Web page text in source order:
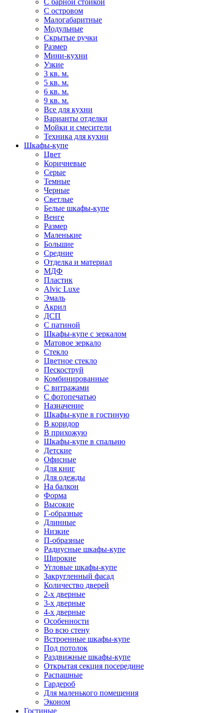
С барной стойкой
С островом
Малогабаритные
Модульные
Скрытые ручки
Размер
Мини-кухни
Узкие
3 кв. м.
5 кв. м.
6 кв. м.
9 кв. м.
Все для кухни
Варианты отделки
Мойки и смесители
Техника для кухни
Шкафы-купе
Цвет
Коричневые
Серые
Темные
Черные
Светлые
Белые шкафы-купе
Венге
Размер
Маленькие
Большие
Средние
Отделка и материал
МДФ
Пластик
Alvic Luxe
Эмаль
Акрил
ДСП
С патиной
Шкафы-купе с зеркалом
Матовое зеркало
Стекло
Цветное стекло
Пескоструй
Комбинированные
С витражами
С фотопечатью
Назначение
Шкафы-купе в гостиную
В коридор
В прихожую
Шкафы-купе в спальню
Детские
Офисные
Для книг
Для одежды
На балкон
Форма
Высокие
Г-образные
Длинные
Низкие
П-образные
Радиусные шкафы-купе
Широкие
Угловые шкафы-купе
Закругленный фасад
Количество дверей
2-х дверные
3-х дверные
4-х дверные
Особенности
Во всю стену
Встроенные шкафы-купе
Под потолок
Раздвижные шкафы-купе
Открытая секция посередине
Распашные
Гардероб
Для маленького помещения
Эконом
Гостиные